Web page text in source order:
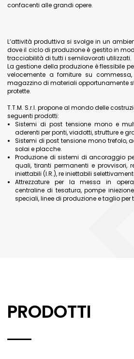
confacenti alle grandi opere.
L’attività produttiva si svolge in un
dove il ciclo di produzione è gestito in
tracciabilità di tutti i semilavorati utilizzati.
La gestione della produzione è flessibile
velocemente a forniture su
magazzino di materiali opportunamente
protette.
T.T.M. S.r.l. propone al mondo delle
seguenti prodotti:
Sistemi di post tensione mono e
aderenti per ponti, viadotti, strutture e
Sistemi di post tensione mono trefolo,
solai e placche.
Produzione di sistemi di ancoraggio
quali, tiranti permanenti e provvisori,
iniettabili (I.R.), re iniettabili
Attrezzature per la messa in
centraline di tesatura, pompe
speciali, linee di produzione e taglio per
PRODOTTI